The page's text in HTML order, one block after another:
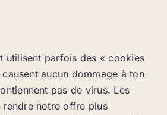
utilisent parfois des « cookies
aucun dommage à ton
pas de virus. Les
notre offre plus